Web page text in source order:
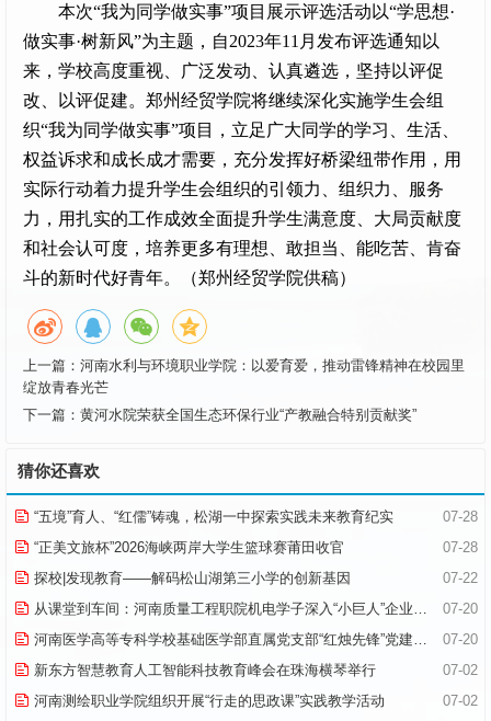
本次“我为同学做实事”项目展示评选活动以“学思想·
做实事·树新风”为主题，自2023年11月发布评选通知以
来，学校高度重视、广泛发动、认真遴选，坚持以评促
改、以评促建。郑州经贸学院将继续深化实施学生会组
织“我为同学做实事”项目，立足广大同学的学习、生活、
权益诉求和成长成才需要，充分发挥好桥梁纽带作用，用
实际行动着力提升学生会组织的引领力、组织力、服务
力，用扎实的工作成效全面提升学生满意度、大局贡献度
和社会认可度，培养更多有理想、敢担当、能吃苦、肯奋
斗的新时代好青年。（郑州经贸学院供稿）
上一篇： 河南水利与环境职业学院：以爱育爱，推动雷锋精神在校园里
绽放青春光芒
下一篇： 黄河水院荣获全国生态环保行业“产教融合特别贡献奖”
猜你还喜欢
07-28
“五境”育人、“红儒”铸魂，松湖一中探索实践未来教育纪实
07-28
“正美文旅杯”​2026海峡两岸大学生篮球赛莆田收官
07-22
探校|发现教育——解码松山湖第三小学的创新基因
07-20
从课堂到车间：河南质量工程职院机电学子深入“小巨人”企业，交出8份青春“智造”答卷
07-20
河南医学高等专科学校基础医学部直属党支部“红烛先锋”党建品牌创建纪实
07-02
新东方智慧教育人工智能科技教育峰会在珠海横琴举行
07-02
河南测绘职业学院组织开展“行走的思政课”实践教学活动